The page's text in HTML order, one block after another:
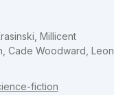
Millicent
Cade Woodward, Leon
fiction